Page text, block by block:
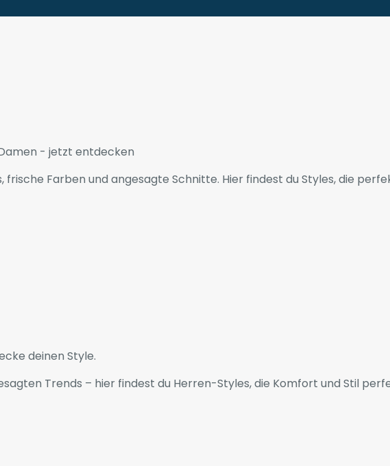
- jetzt entdecken
frische Farben und angesagte Schnitte. Hier findest du Styles, die
deinen Style.
Trends – hier findest du Herren-Styles, die Komfort und Stil